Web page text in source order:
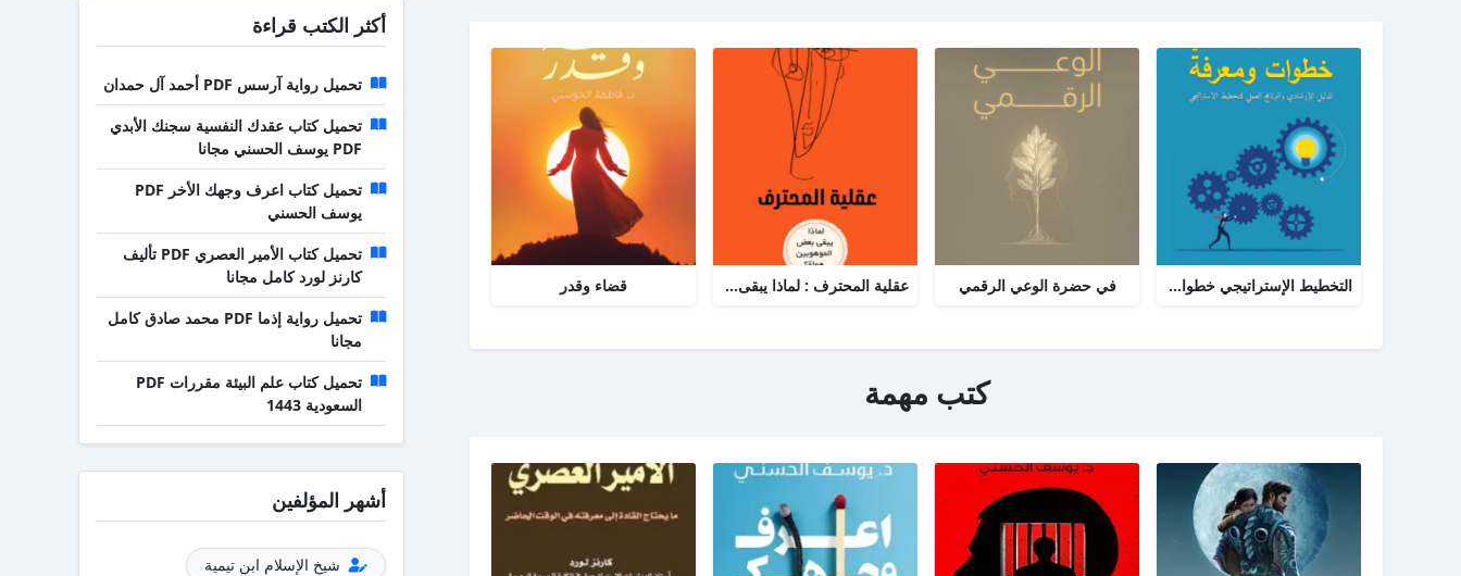
التخطيط الإستراتيجي خطوات ومعرفة: الدليل الإرشادي والبرنامج العملي للتخطيط في حضرة الوعي الرقمي عقلية المحترف : لماذا يبقى البعض هواة رغم الموهبة؟ قضاء وقدر
كتب مهمة
أكثر الكتب قراءة
تحميل رواية آرسس PDF أحمد آل حمدان
تحميل كتاب عقدك النفسية سجنك الأبدي
PDF يوسف الحسني مجانا
تحميل كتاب اعرف وجهك الأخر PDF
يوسف الحسني
تحميل كتاب الأمير العصري PDF تأليف
كارنز لورد كامل مجانا
تحميل رواية إذما PDF محمد صادق كامل
مجانا
تحميل كتاب علم البيئة مقررات PDF
السعودية 1443
أشهر المؤلفين
شيخ الإسلام ابن تيمية